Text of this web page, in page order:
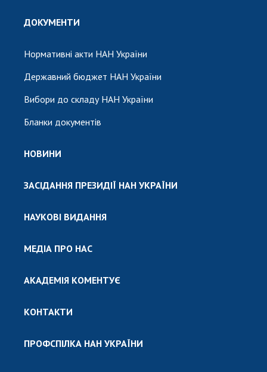
ДОКУМЕНТИ
Нормативні акти НАН України
Державний бюджет НАН України
Вибори до складу НАН України
Бланки документів
НОВИНИ
ЗАСІДАННЯ ПРЕЗИДІЇ НАН УКРАЇНИ
НАУКОВІ ВИДАННЯ
МЕДІА ПРО НАС
АКАДЕМІЯ КОМЕНТУЄ
КОНТАКТИ
ПРОФСПІЛКА НАН УКРАЇНИ